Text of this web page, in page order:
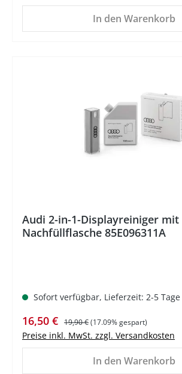
In den Warenkorb
Audi 2-in-1-Displayreiniger mit
Nachfüllflasche 85E096311A
Sofort verfügbar, Lieferzeit: 2-5 Tage
Verkaufspreis:
16,50 € Regulärer Preis:
19,90 €(17.09% gespart)
Preise inkl. MwSt. zzgl. Versandkosten
In den Warenkorb